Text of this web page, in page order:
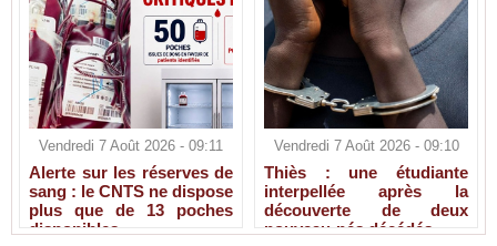
Vendredi 7 Août 2026 - 09:11
Alerte sur les réserves de
sang : le CNTS ne dispose
plus que de 13 poches
disponibles
Vendredi 7 Août 2026 - 09:10
Thiès : une étudiante
interpellée après la
découverte de deux
nouveau-nés décédés